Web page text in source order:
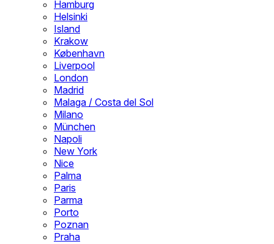
Hamburg
Helsinki
Island
Krakow
København
Liverpool
London
Madrid
Malaga / Costa del Sol
Milano
München
Napoli
New York
Nice
Palma
Paris
Parma
Porto
Poznan
Praha